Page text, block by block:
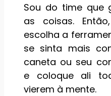
Sou do time que
as coisas.
escolha a
se sinta mais
caneta ou seu
e coloque ali
vierem à mente.